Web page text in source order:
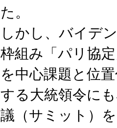
た。
しかし、バイデ
枠組み「パリ協
を中心課題と位
する大統領令に
議（サミット）